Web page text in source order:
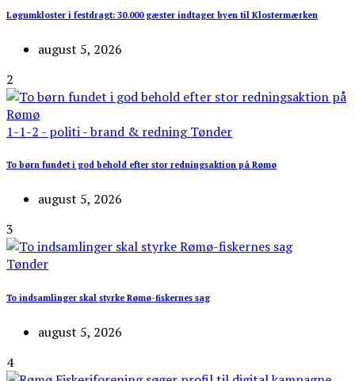
Løgumkloster i festdragt: 30.000 gæster indtager byen til Klostermærken
august 5, 2026
2
1-1-2 - politi - brand & redningTønder
To børn fundet i god behold efter stor redningsaktion på Rømø
august 5, 2026
3
Tønder
To indsamlinger skal styrke Rømø-fiskernes sag
august 5, 2026
4